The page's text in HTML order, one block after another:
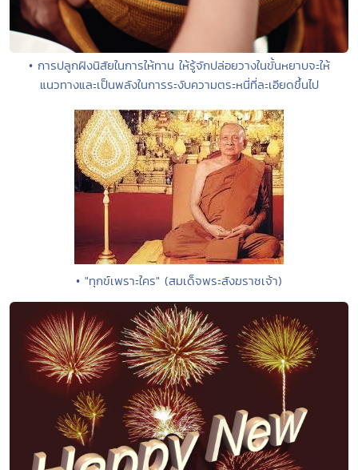
• การปลูกฝังนิสัยในการให้ทาน ให้รู้จักปล่อยวางในขั้นหยาบจะให้
แนวทางและเป็นพลังในการระงับความตระหนี่ที่ละเอียดขึ้นไป
• "ทุกข์เพราะใคร" (สมเด็จพระสังฆราชเจ้า)